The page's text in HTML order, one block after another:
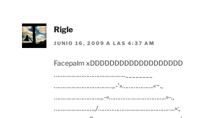
Rigle
JUNIO 16, 2009 A LAS 4:37 AM
Facepalm xDDDDDDDDDDDDDDDDDDD
……………………………………..________
………………………………,.-‘»……………….«~.,
………………………..,.-«……………………………..»-.,
…………………….,/………………………………………..»:,